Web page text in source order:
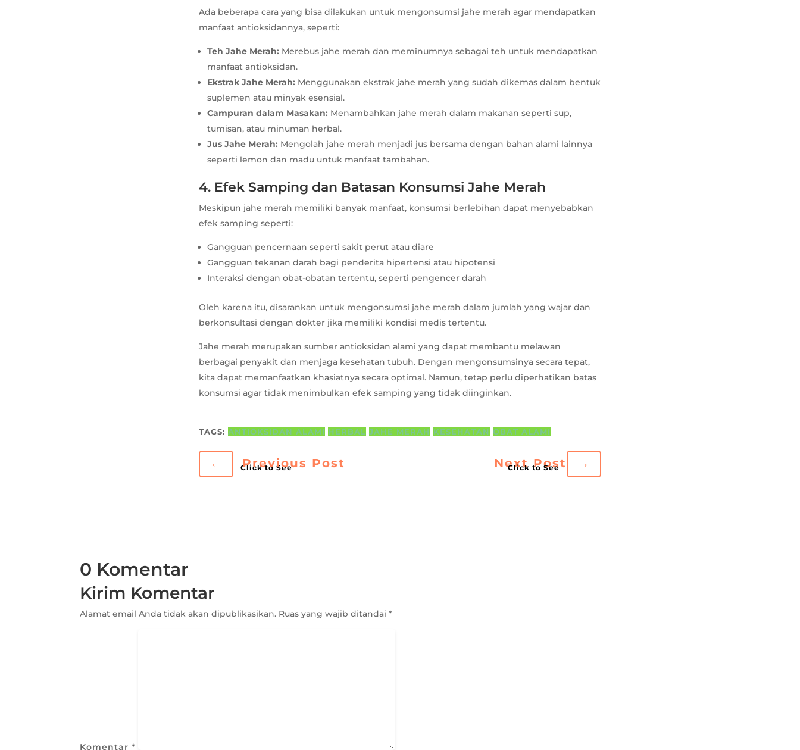
Ada beberapa cara yang bisa dilakukan untuk mengonsumsi jahe merah agar mendapatkan
manfaat antioksidannya, seperti:
Teh Jahe Merah: Merebus jahe merah dan meminumnya sebagai teh untuk mendapatkan
manfaat antioksidan.
Ekstrak Jahe Merah: Menggunakan ekstrak jahe merah yang sudah dikemas dalam bentuk
suplemen atau minyak esensial.
Campuran dalam Masakan: Menambahkan jahe merah dalam makanan seperti sup,
tumisan, atau minuman herbal.
Jus Jahe Merah: Mengolah jahe merah menjadi jus bersama dengan bahan alami lainnya
seperti lemon dan madu untuk manfaat tambahan.
4. Efek Samping dan Batasan Konsumsi Jahe Merah
Meskipun jahe merah memiliki banyak manfaat, konsumsi berlebihan dapat menyebabkan
efek samping seperti:
Gangguan pencernaan seperti sakit perut atau diare
Gangguan tekanan darah bagi penderita hipertensi atau hipotensi
Interaksi dengan obat-obatan tertentu, seperti pengencer darah
Oleh karena itu, disarankan untuk mengonsumsi jahe merah dalam jumlah yang wajar dan
berkonsultasi dengan dokter jika memiliki kondisi medis tertentu.
Jahe merah merupakan sumber antioksidan alami yang dapat membantu melawan
berbagai penyakit dan menjaga kesehatan tubuh. Dengan mengonsumsinya secara tepat,
kita dapat memanfaatkan khasiatnya secara optimal. Namun, tetap perlu diperhatikan batas
konsumsi agar tidak menimbulkan efek samping yang tidak diinginkan.
TAGS:ANTIOKSIDAN ALAMI HERBAL JAHE MERAH KESEHATAN OBAT ALAMI
← Previous Post Next Post →
0 Komentar
Kirim Komentar
Alamat email Anda tidak akan dipublikasikan. Ruas yang wajib ditandai*
Komentar*